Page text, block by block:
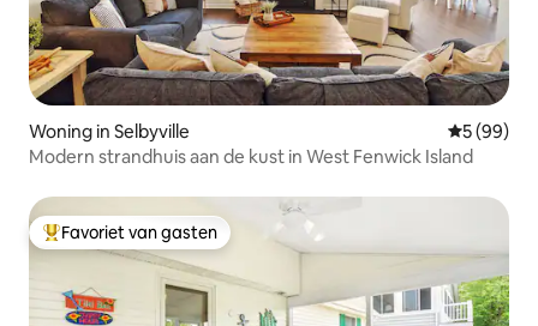
Woning in Selbyville
5 (99)
Modern strandhuis aan de kust in West Fenwick Island
Topfavoriet van gasten
Favoriet van gasten